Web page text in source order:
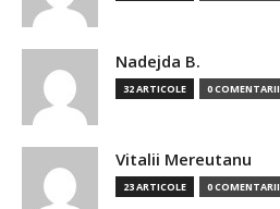
Nadejda B.
32 ARTICOLE 0 COMENTARII
Vitalii Mereutanu
23 ARTICOLE 0 COMENTARII